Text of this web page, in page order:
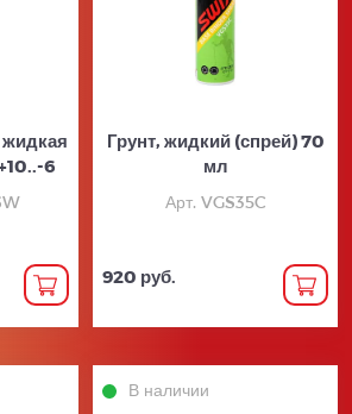
6
Грунт, жидкий (спрей) 70
мл
Арт. VGS35C
920 руб.
В наличии